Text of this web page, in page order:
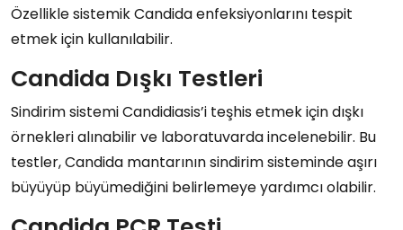
Özellikle sistemik Candida enfeksiyonlarını tespit
etmek için kullanılabilir.
Candida Dışkı Testleri
Sindirim sistemi Candidiasis’i teşhis etmek için dışkı
örnekleri alınabilir ve laboratuvarda incelenebilir. Bu
testler, Candida mantarının sindirim sisteminde aşırı
büyüyüp büyümediğini belirlemeye yardımcı olabilir.